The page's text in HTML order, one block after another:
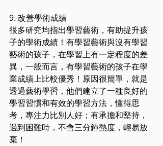
9. 改善學術成績
很多研究均指出學習藝術，有助提升孩
子的學術成績！有學習藝術與沒有學習
藝術的孩子，在學習上有一定程度的差
異，一般而言，有學習藝術的孩子在學
業成績上比較優秀！原因很簡單，就是
透過藝術學習，他們建立了一種良好的
學習習慣和有效的學習方法，懂得思
考，專注力比別人好；有承擔和堅持，
遇到困難時，不會三分鐘熱度，輕易放
棄！